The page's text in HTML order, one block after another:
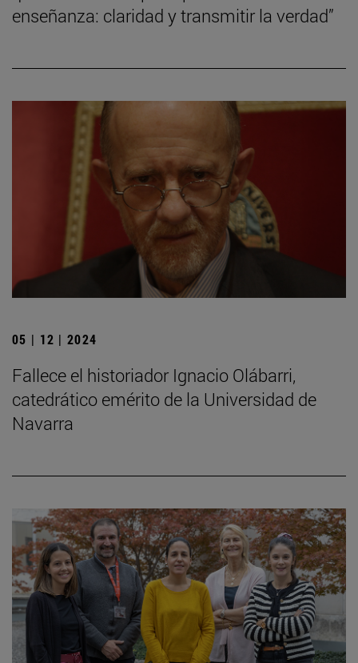
enseñanza: claridad y transmitir la verdad”
05 | 12 | 2024
Fallece el historiador Ignacio Olábarri,
catedrático emérito de la Universidad de
Navarra